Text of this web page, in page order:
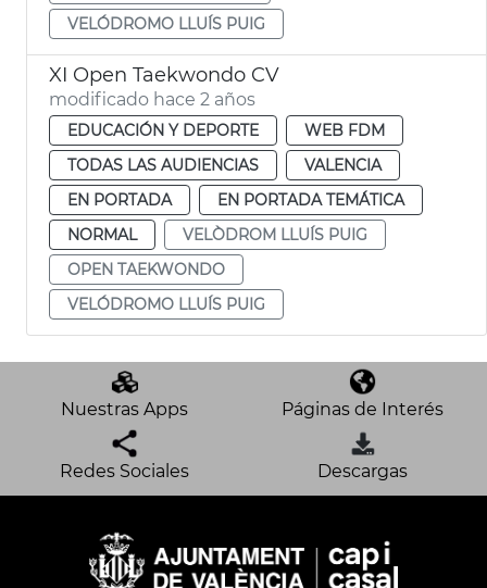
VELÓDROMO LLUÍS PUIG
XI Open Taekwondo CV
modificado hace 2 años
EDUCACIÓN Y DEPORTE
WEB FDM
TODAS LAS AUDIENCIAS
VALENCIA
EN PORTADA
EN PORTADA TEMÁTICA
NORMAL
VELÒDROM LLUÍS PUIG
OPEN TAEKWONDO
VELÓDROMO LLUÍS PUIG
Nuestras Apps Páginas de Interés
Redes Sociales Descargas